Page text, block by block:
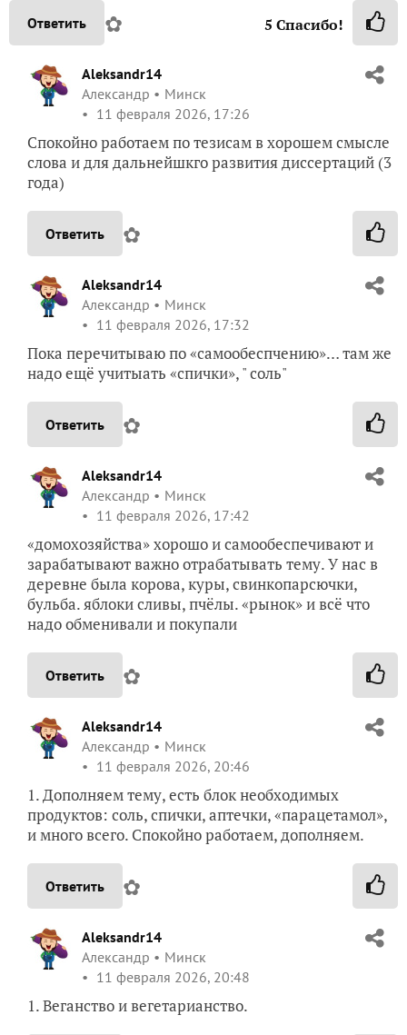
Ответить ✿ 5 Спасибо!
Aleksandr14
Александр
Минск
11 февраля 2026, 17:26
Спокойно работаем по тезисам в хорошем смысле
слова и для дальнейшкго развития диссертаций (3
года)
Ответить ✿
Aleksandr14
Александр
Минск
11 февраля 2026, 17:32
Пока перечитываю по «самообеспчению»… там же
надо ещё учитыать «спички», " соль"
Ответить ✿
Aleksandr14
Александр
Минск
11 февраля 2026, 17:42
«домохозяйства» хорошо и самообеспечивают и
зарабатывают важно отрабатывать тему. У нас в
деревне была корова, куры, свинкопарсючки,
бульба. яблоки сливы, пчёлы. «рынок» и всё что
надо обменивали и покупали
Ответить ✿
Aleksandr14
Александр
Минск
11 февраля 2026, 20:46
1. Дополняем тему, есть блок необходимых
продуктов: соль, спички, аптечки, «парацетамол»,
и много всего. Спокойно работаем, дополняем.
Ответить ✿
Aleksandr14
Александр
Минск
11 февраля 2026, 20:48
1. Веганство и вегетарианство.